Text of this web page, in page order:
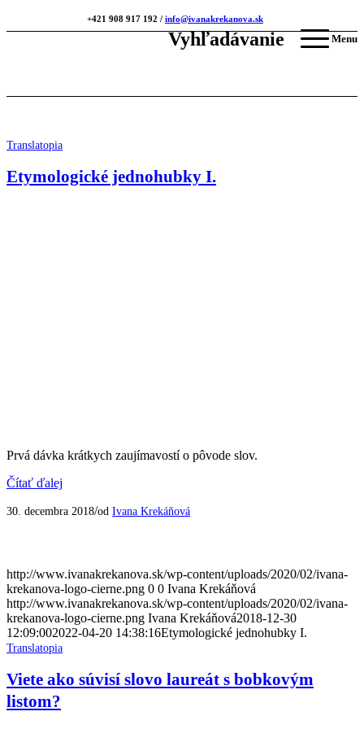
+421 908 917 192 / info@ivanakrekanova.sk
Vyhľadávanie Menu
Translatopia
Etymologické jednohubky I.
Prvá dávka krátkych zaujímavostí o pôvode slov.
Čítať ďalej
30. decembra 2018/od Ivana Krekáňová
http://www.ivanakrekanova.sk/wp-content/uploads/2020/02/ivana-
krekanova-logo-cierne.png 0 0 Ivana Krekáňová
http://www.ivanakrekanova.sk/wp-content/uploads/2020/02/ivana-
krekanova-logo-cierne.png Ivana Krekáňová2018-12-30
12:09:002022-04-20 14:38:16Etymologické jednohubky I.
Translatopia
Viete ako súvisí slovo laureát s bobkovým
listom?